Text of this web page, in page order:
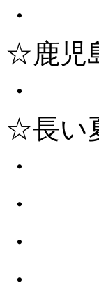
・
☆鹿児
・
☆長い
・
・
・
・